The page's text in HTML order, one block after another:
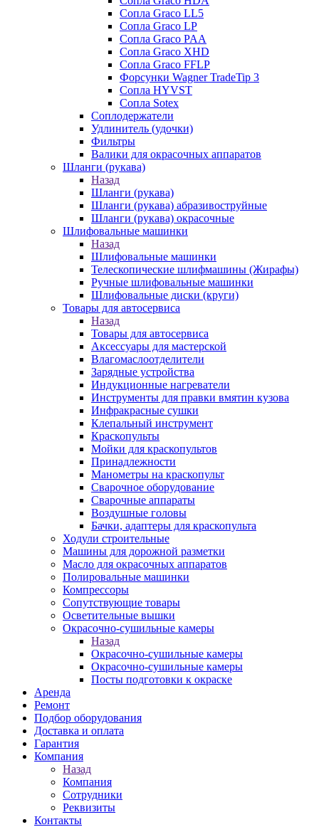
Сопла Graco LL5
Сопла Graco LP
Сопла Graco PAA
Сопла Graco XHD
Сопла Graco FFLP
Форсунки Wagner TradeTip 3
Сопла HYVST
Сопла Sotex
Соплодержатели
Удлинитель (удочки)
Фильтры
Валики для окрасочных аппаратов
Шланги (рукава)
Назад
Шланги (рукава)
Шланги (рукава) абразивоструйные
Шланги (рукава) окрасочные
Шлифовальные машинки
Назад
Шлифовальные машинки
Телескопические шлифмашины (Жирафы)
Ручные шлифовальные машинки
Шлифовальные диски (круги)
Товары для автосервиса
Назад
Товары для автосервиса
Аксессуары для мастерской
Влагомаслоотделители
Зарядные устройства
Индукционные нагреватели
Инструменты для правки вмятин кузова
Инфракрасные сушки
Клепальный инструмент
Краскопульты
Мойки для краскопультов
Принадлежности
Манометры на краскопульт
Сварочное оборудование
Сварочные аппараты
Воздушные головы
Бачки, адаптеры для краскопульта
Ходули строительные
Машины для дорожной разметки
Масло для окрасочных аппаратов
Полировальные машинки
Компрессоры
Сопутствующие товары
Осветительные вышки
Окрасочно-сушильные камеры
Назад
Окрасочно-сушильные камеры
Окрасочно-сушильные камеры
Посты подготовки к окраске
Аренда
Ремонт
Подбор оборудования
Доставка и оплата
Гарантия
Компания
Назад
Компания
Сотрудники
Реквизиты
Контакты